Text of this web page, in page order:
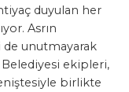
duyulan her
Asrın
unutmayarak
Belediyesi ekipleri,
birlikte